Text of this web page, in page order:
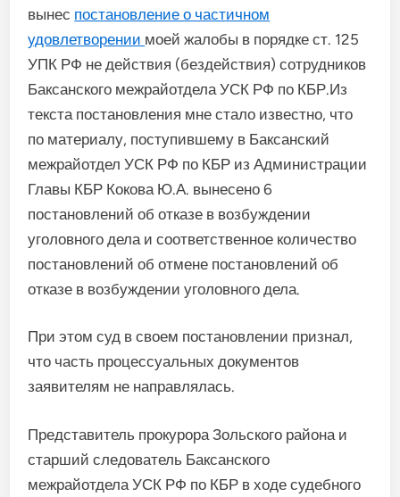
вынес постановление о частичном
удовлетворении моей жалобы в порядке ст. 125
УПК РФ не действия (бездействия) сотрудников
Баксанского межрайотдела УСК РФ по КБР.Из
текста постановления мне стало известно, что
по материалу, поступившему в Баксанский
межрайотдел УСК РФ по КБР из Администрации
Главы КБР Кокова Ю.А. вынесено 6
постановлений об отказе в возбуждении
уголовного дела и соответственное количество
постановлений об отмене постановлений об
отказе в возбуждении уголовного дела.
При этом суд в своем постановлении признал,
что часть процессуальных документов
заявителям не направлялась.
Представитель прокурора Зольского района и
старший следователь Баксанского
межрайотдела УСК РФ по КБР в ходе судебного